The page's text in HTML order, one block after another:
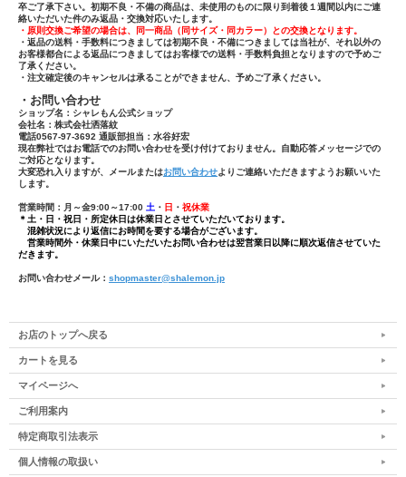
卒ご了承下さい。初期不良・不備の商品は、未使用のものに限り到着後１週間以内にご連
絡いただいた件のみ返品・交換対応いたします。
・原則交換ご希望の場合は、同一商品（同サイズ・同カラー）との交換となります。
・返品の送料・手数料につきましては初期不良・不備につきましては当社が、それ以外の
お客様都合による返品につきましてはお客様での送料・手数料負担となりますので予めご
了承ください。
・注文確定後のキャンセルは承ることができません、予めご了承ください。
・お問い合わせ
ショップ名：シャレもん公式ショップ
会社名：株式会社洒落紋
電話0567-97-3692 通販部担当：水谷好宏
現在弊社ではお電話でのお問い合わせを受け付けておりません。自動応答メッセージでの
ご対応となります。
大変恐れ入りますが、メールまたはお問い合わせよりご連絡いただきますようお願いいた
します。
営業時間：月～金9:00～17:00 土 ・ 日 ・ 祝休業
＊土・日・祝日・所定休日は休業日とさせていただいております。
混雑状況により返信にお時間を要する場合がございます。
営業時間外・休業日中にいただいたお問い合わせは翌営業日以降に順次返信させていた
だきます。
お問い合わせメール： shopmaster@shalemon.jp
お店のトップへ戻る
カートを見る
マイページへ
ご利用案内
特定商取引法表示
個人情報の取扱い